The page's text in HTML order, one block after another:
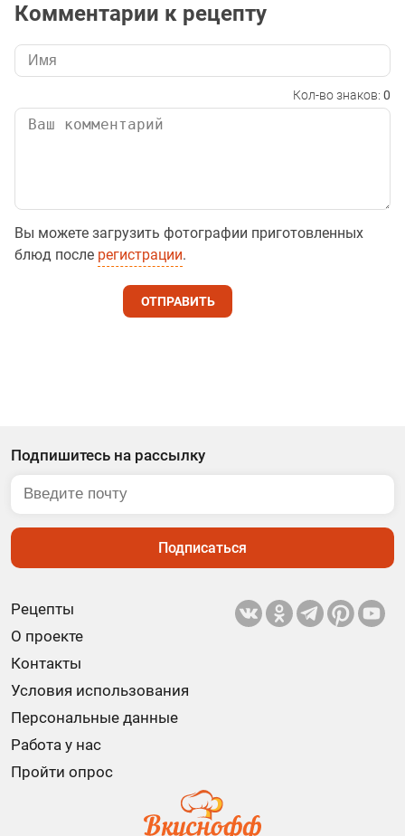
Комментарии к рецепту
Кол-во знаков: 0
Вы можете загрузить фотографии приготовленных
блюд после регистрации.
ОТПРАВИТЬ
Рецепты
О проекте
Контакты
Условия использования
Персональные данные
Работа у нас
Пройти опрос
Подпишитесь на рассылку
Подписаться